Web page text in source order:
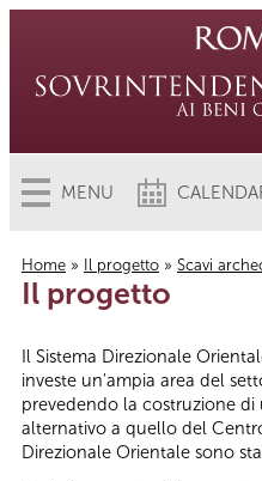
MENU
Tu sei qui
Home » Il progetto » Scavi
Il progetto
Il Sistema Direzionale
investe un'ampia area del
prevedendo la costruzione
alternativo a quello del
Direzionale Orientale sono